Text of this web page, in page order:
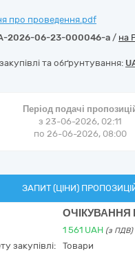
про проведення.pdf
2026-06-23-000046-a / на
та обґрунтування:
Період подачі
з 23-06-2026, 02:11
по 26-06-2026, 08:00
ЗАПИТ (ЦІНИ)
ОЧІКУВАННЯ
1 561 UAH (з ПДВ)
закупівлі:
Товари